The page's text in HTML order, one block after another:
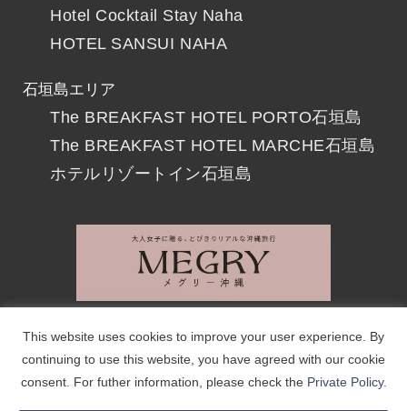
Hotel Cocktail Stay Naha
HOTEL SANSUI NAHA
石垣島エリア
The BREAKFAST HOTEL PORTO石垣島
The BREAKFAST HOTEL MARCHE石垣島
ホテルリゾートイン石垣島
会社案内 リクルート 撮影・取材について
お問い合わせ 個人情報保護方針 サイトマップ
This website uses cookies to improve your user experience. By
continuing to use this website, you have agreed with our cookie
consent. For futher information, please check the Private Policy.